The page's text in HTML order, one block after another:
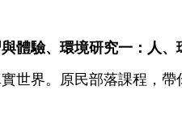
體驗、環境研究一：人、
世界。原民部落課程，